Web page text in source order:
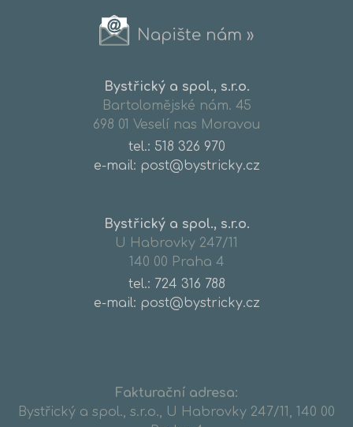
Napište nám »
Bystřický a spol., s.r.o.
Bartolomějské nám. 45
698 01 Veselí nas Moravou
tel.: 518 326 970
e-mail: post@bystricky.cz
Bystřický a spol., s.r.o.
U Habrovky 247/11
140 00 Praha 4
tel.: 724 316 788
e-mail: post@bystricky.cz
Fakturační adresa:
Bystřický a spol., s.r.o., U Habrovky 247/11, 140 00